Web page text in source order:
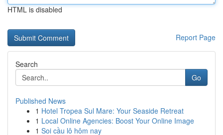
HTML is disabled
Report Page
Search
Go
Published News
1 Hotel Tropea Sul Mare: Your Seaside Retreat
1 Local Online Agencies: Boost Your Online Image
1 Soi cầu lô hôm nay